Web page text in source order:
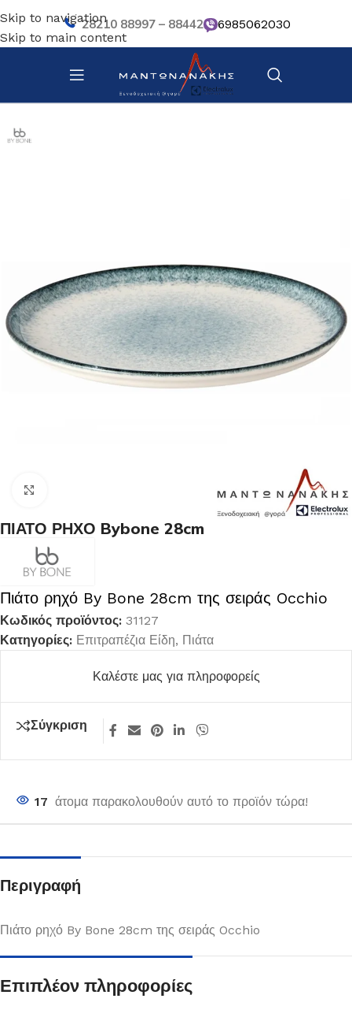
Skip to navigation
Skip to main content
28210 88997 – 88442 6985062030
Αρχική σελίδα/ Επιτραπέζια Είδη/ Πιάτα
ΠΙΑΤΟ ΡΗΧΟ Bybone 28cm
Πιάτο ρηχό By Bone 28cm της σειράς Occhio
Κωδικός προϊόντος: 31127
Κατηγορίες: Επιτραπέζια Είδη, Πιάτα
Καλέστε μας για πληροφορείς
Σύγκριση
17 άτομα παρακολουθούν αυτό το προϊόν τώρα!
Περιγραφή
Πιάτο ρηχό By Bone 28cm της σειράς Occhio
Επιπλέον πληροφορίες